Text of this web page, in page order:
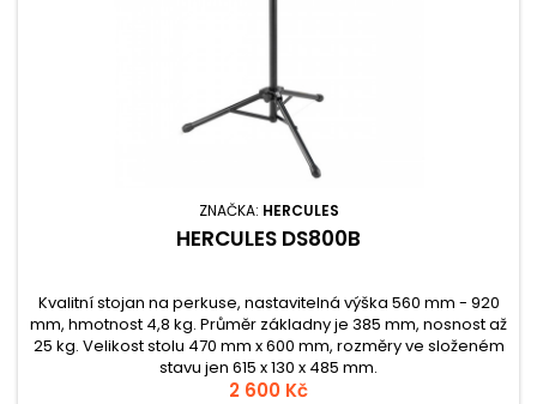
ZNAČKA: HERCULES
HERCULES DS800B
Kvalitní stojan na perkuse, nastavitelná výška 560 mm - 920
mm, hmotnost 4,8 kg. Průměr základny je 385 mm, nosnost až
25 kg. Velikost stolu 470 mm x 600 mm, rozměry ve složeném
stavu jen 615 x 130 x 485 mm.
2 600 Kč